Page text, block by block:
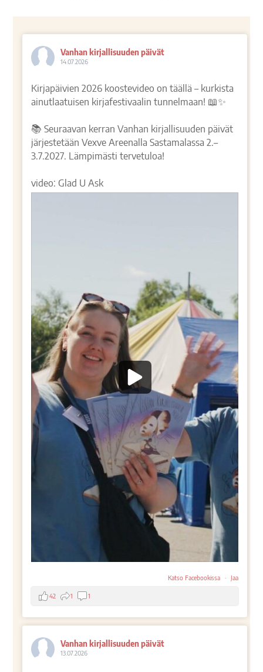
Vanhan kirjallisuuden päivät
14.07.2026
Kirjapäivien 2026 koostevideo on täällä – kurkista
ainutlaatuisen kirjafestivaalin tunnelmaan! 📖✨
📚 Seuraavan kerran Vanhan kirjallisuuden päivät
järjestetään Vexve Areenalla Sastamalassa 2.–
3.7.2027. Lämpimästi tervetuloa!
video: Glad U Ask
Katso Facebookissa · Jaa
42 1 1
Vanhan kirjallisuuden päivät
13.07.2026